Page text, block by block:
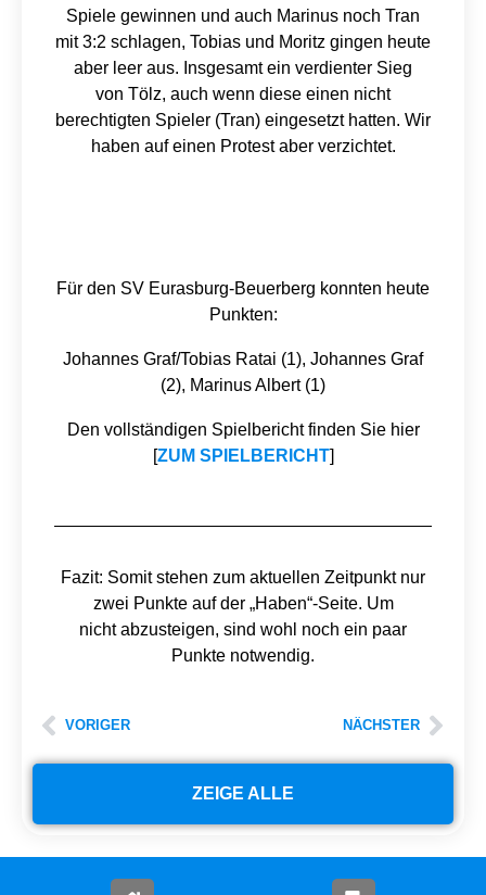
Spiele gewinnen und auch Marinus noch Tran
mit 3:2 schlagen, Tobias und Moritz gingen heute
aber leer aus. Insgesamt ein verdienter Sieg
von Tölz, auch wenn diese einen nicht
berechtigten Spieler (Tran) eingesetzt hatten. Wir
haben auf einen Protest aber verzichtet.
Für den SV Eurasburg-Beuerberg konnten heute
Punkten:
Johannes Graf/Tobias Ratai (1), Johannes Graf
(2), Marinus Albert (1)
Den vollständigen Spielbericht finden Sie hier
[ZUM SPIELBERICHT]
Fazit: Somit stehen zum aktuellen Zeitpunkt nur
zwei Punkte auf der „Haben“-Seite. Um
nicht abzusteigen, sind wohl noch ein paar
Punkte notwendig.
VORIGER NÄCHSTER
ZEIGE ALLE